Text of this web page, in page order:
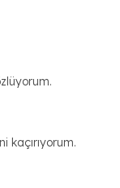
kaçırıyorum.